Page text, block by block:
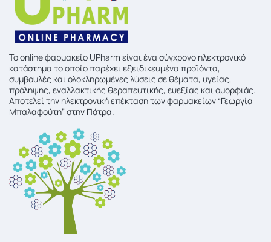
To online φαρμακείο UPharm είναι ένα σύγχρονο ηλεκτρονικό
κατάστημα το οποίο παρέχει εξειδικευμένα προϊόντα,
συμβουλές και ολοκληρωμένες λύσεις σε θέματα, υγείας,
πρόληψης, εναλλακτικής θεραπευτικής, ευεξίας και ομορφιάς.
Αποτελεί την ηλεκτρονική επέκταση των φαρμακείων “Γεωργία
Μπαλαφούτη” στην Πάτρα.